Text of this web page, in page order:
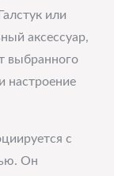
или
аксессуар,
выбранного
настроение
с
Он